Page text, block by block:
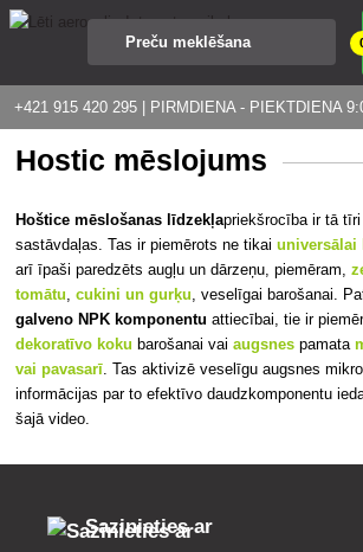
+421 915 420 295 | PIRMDIENA - PIEKTDIENA
Hostic mēslojums
Hoštice mēslošanas līdzekļapriekšrocībair tā tīri
sastāvdaļas. Tas ir piemērots ne tikaiuniversālai
arī īpaši paredzēts augļu un dārzeņu, piemēram,
tomātu ,cukini un gurķu , veselīgai barošanai.
galveno NPK komponentu attiecībai, tie ir
dekoratīvo koku barošanai vaiaugsnes pamata
vai pavasarī . Tas aktivizē veselīgu augsnes
informācijas par to efektīvo daudzkomponentu
šajā video.
Sazinieties ar